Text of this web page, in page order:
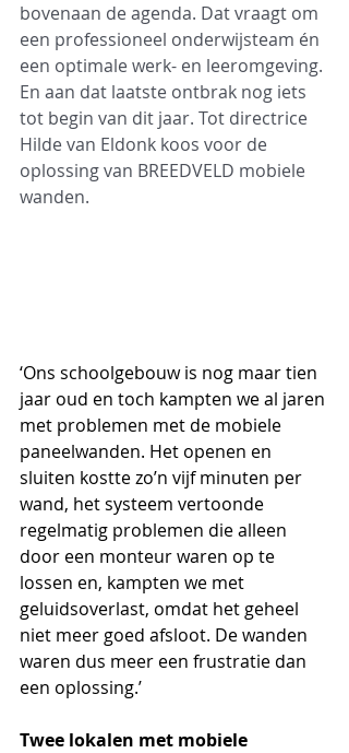
bovenaan de agenda. Dat vraagt om
een professioneel onderwijsteam én
een optimale werk- en leeromgeving.
En aan dat laatste ontbrak nog iets
tot begin van dit jaar. Tot directrice
Hilde van Eldonk koos voor de
oplossing van BREEDVELD mobiele
wanden.
‘Ons schoolgebouw is nog maar tien
jaar oud en toch kampten we al jaren
met problemen met de mobiele
paneelwanden. Het openen en
sluiten kostte zo’n vijf minuten per
wand, het systeem vertoonde
regelmatig problemen die alleen
door een monteur waren op te
lossen en, kampten we met
geluidsoverlast, omdat het geheel
niet meer goed afsloot. De wanden
waren dus meer een frustratie dan
een oplossing.’
Twee lokalen met mobiele